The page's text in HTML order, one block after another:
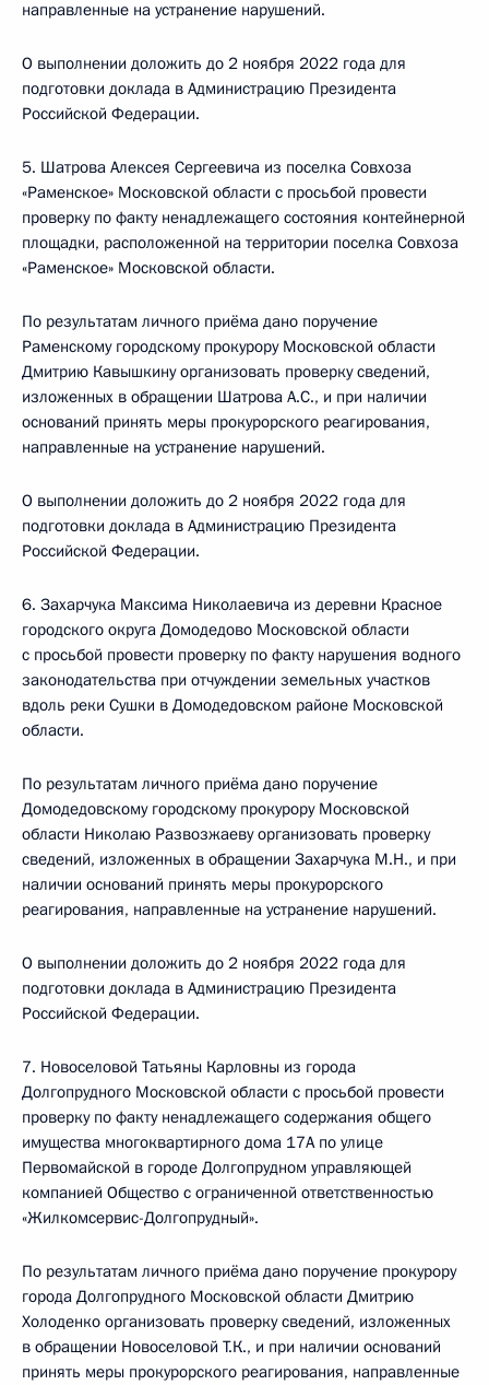
направленные на устранение нарушений.
О выполнении доложить до 2 ноября 2022 года для
подготовки доклада в Администрацию Президента
Российской Федерации.
5. Шатрова Алексея Сергеевича из поселка Совхоза
«Раменское» Московской области с просьбой провести
проверку по факту ненадлежащего состояния контейнерной
площадки, расположенной на территории поселка Совхоза
«Раменское» Московской области.
По результатам личного приёма дано поручение
Раменскому городскому прокурору Московской области
Дмитрию Кавышкину организовать проверку сведений,
изложенных в обращении Шатрова А.С., и при наличии
оснований принять меры прокурорского реагирования,
направленные на устранение нарушений.
О выполнении доложить до 2 ноября 2022 года для
подготовки доклада в Администрацию Президента
Российской Федерации.
6. Захарчука Максима Николаевича из деревни Красное
городского округа Домодедово Московской области
с просьбой провести проверку по факту нарушения водного
законодательства при отчуждении земельных участков
вдоль реки Сушки в Домодедовском районе Московской
области.
По результатам личного приёма дано поручение
Домодедовскому городскому прокурору Московской
области Николаю Развозжаеву организовать проверку
сведений, изложенных в обращении Захарчука М.Н., и при
наличии оснований принять меры прокурорского
реагирования, направленные на устранение нарушений.
О выполнении доложить до 2 ноября 2022 года для
подготовки доклада в Администрацию Президента
Российской Федерации.
7. Новоселовой Татьяны Карловны из города
Долгопрудного Московской области с просьбой провести
проверку по факту ненадлежащего содержания общего
имущества многоквартирного дома 17А по улице
Первомайской в городе Долгопрудном управляющей
компанией Общество с ограниченной ответственностью
«Жилкомсервис-Долгопрудный».
По результатам личного приёма дано поручение прокурору
города Долгопрудного Московской области Дмитрию
Холоденко организовать проверку сведений, изложенных
в обращении Новоселовой Т.К., и при наличии оснований
принять меры прокурорского реагирования, направленные